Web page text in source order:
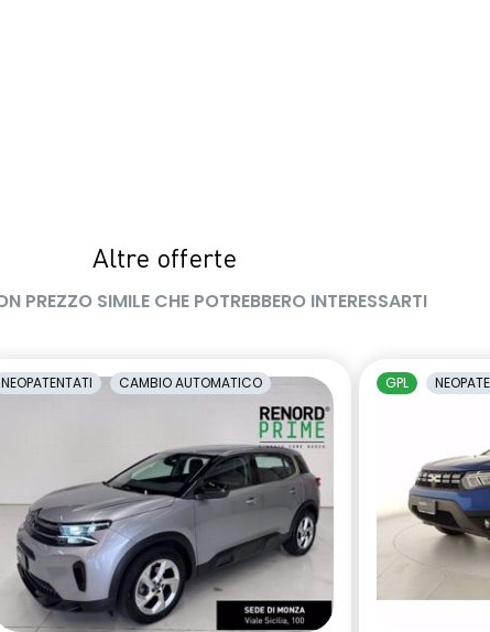
Altre offerte
PREZZO SIMILE CHE POTREBBERO INTERESSARTI
NEOPATENTATI CAMBIO AUTOMATICO GPL